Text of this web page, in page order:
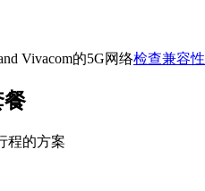
Vivacom的5G网络检查兼容性
餐
程的方案